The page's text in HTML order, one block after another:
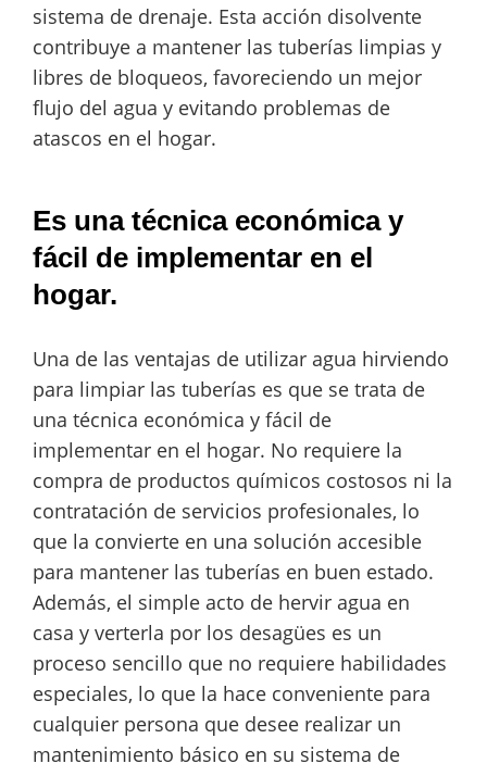
sistema de drenaje. Esta acción disolvente
contribuye a mantener las tuberías limpias y
libres de bloqueos, favoreciendo un mejor
flujo del agua y evitando problemas de
atascos en el hogar.
Es una técnica económica y
fácil de implementar en el
hogar.
Una de las ventajas de utilizar agua hirviendo
para limpiar las tuberías es que se trata de
una técnica económica y fácil de
implementar en el hogar. No requiere la
compra de productos químicos costosos ni la
contratación de servicios profesionales, lo
que la convierte en una solución accesible
para mantener las tuberías en buen estado.
Además, el simple acto de hervir agua en
casa y verterla por los desagües es un
proceso sencillo que no requiere habilidades
especiales, lo que la hace conveniente para
cualquier persona que desee realizar un
mantenimiento básico en su sistema de